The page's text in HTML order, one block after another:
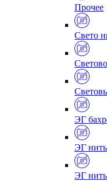
Прочее
Свето
ЭГ
ЭГ
ЭГ